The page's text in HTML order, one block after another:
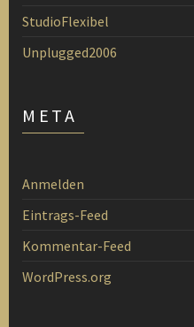
StudioFlexibel
Unplugged2006
META
Anmelden
Eintrags-Feed
Kommentar-Feed
WordPress.org